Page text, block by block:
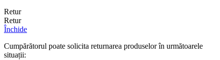
Retur
Retur
Închide
Cumpărătorul poate solicita returnarea produselor în următoarele
situații: